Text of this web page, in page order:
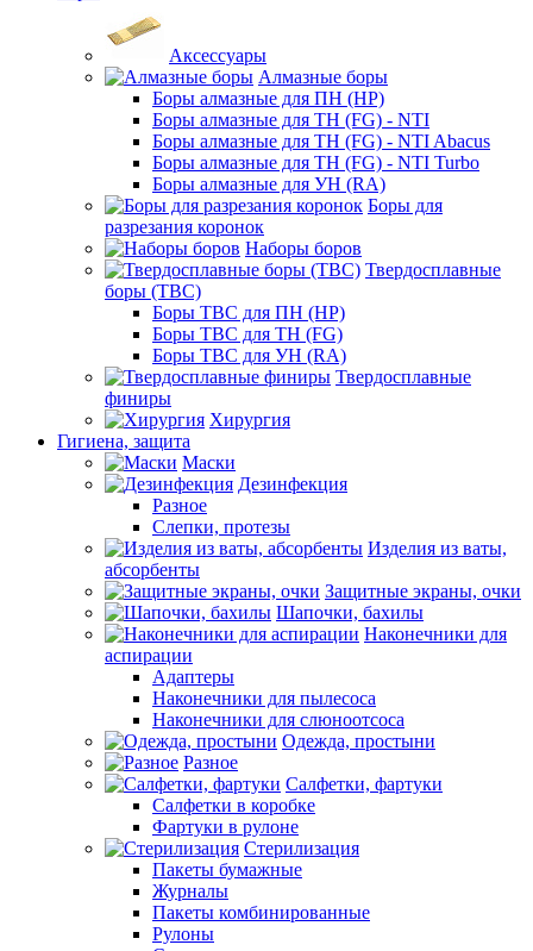
Аксессуары
Алмазные боры
Боры алмазные для ПН (HP)
Боры алмазные для ТН (FG) - NTI
Боры алмазные для ТН (FG) - NTI Abacus
Боры алмазные для ТН (FG) - NTI Turbo
Боры алмазные для УН (RA)
Боры для
разрезания коронок
Наборы боров
Твердосплавные
боры (ТВС)
Боры ТВС для ПН (HP)
Боры ТВС для ТН (FG)
Боры ТВС для УН (RA)
Твердосплавные
финиры
Хирургия
Гигиена, защита
Маски
Дезинфекция
Разное
Слепки, протезы
Изделия из ваты,
абсорбенты
Защитные экраны, очки
Шапочки, бахилы
Наконечники для
аспирации
Адаптеры
Наконечники для пылесоса
Наконечники для слюноотсоса
Одежда, простыни
Разное
Салфетки, фартуки
Салфетки в коробке
Фартуки в рулоне
Стерилизация
Пакеты бумажные
Журналы
Пакеты комбинированные
Рулоны